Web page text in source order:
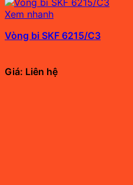
Xem nhanh
Vòng bi SKF 6215/C3
Giá: Liên hệ